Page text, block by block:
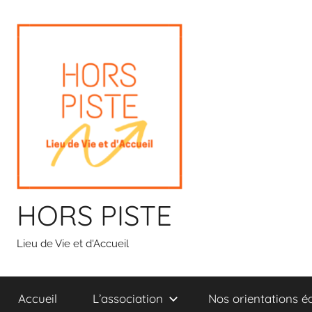
HORS PISTE
Lieu de Vie et d'Accueil
Accueil L’association Nos orientations